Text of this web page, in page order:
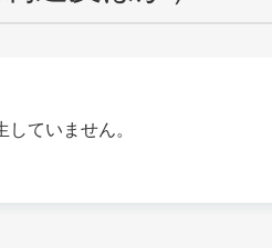
ていません。